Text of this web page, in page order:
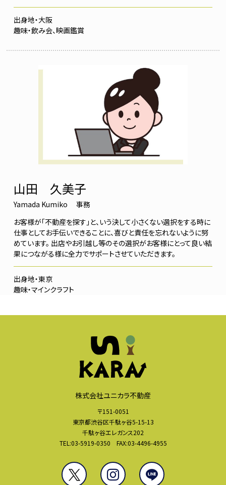
大阪
飲み会、映画鑑賞
山田 久美子
Yamada Kumiko
事務
お客様が「不動産を探す」と、いう決して小さくない選択をする時に
仕事としてお手伝いできることに、喜びと責任を忘れないように努
めています。 出店やお引越し等のその選択がお客様にとって良い結
果につながる様に全力でサポートさせていただきます。
東京
マインクラフト
株式会社ユニカラ不動産
〒151-0051
東京都渋谷区千駄ヶ谷5-15-13
千駄ヶ谷エレガンス202
TEL:03-5919-0350 FAX:03-4496-4955